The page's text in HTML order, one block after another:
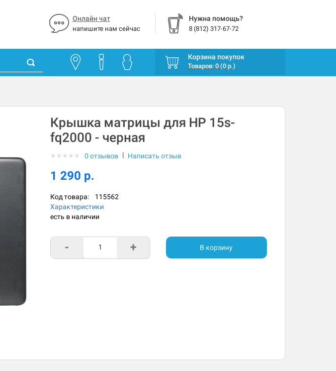
Онлайн чат
напишите нам сейчас
Нужна помощь?
8 (812) 317-67-72
Корзина покупок
Товаров: 0 (0 р.)
Крышка матрицы для HP 15s-
fq2000 - черная
★ ★ ★ ★ ★ 0 отзывов | Написать отзыв
1 290 р.
Код товара: 115562
Характеристики
есть в наличии
- + В корзину